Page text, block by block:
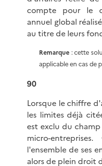
compte pour le
annuel global
au titre de leurs
Remarque: cette
applicable en cas de
90
Lorsque le chiffre
les limites déjà
est exclu du
micro-
l'ensemble de ses
alors de plein droit